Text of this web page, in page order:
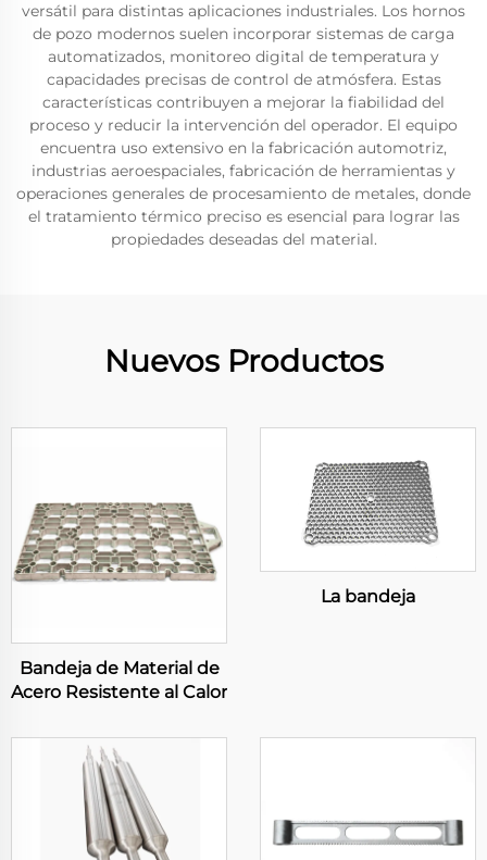
versátil para distintas aplicaciones industriales. Los hornos
de pozo modernos suelen incorporar sistemas de carga
automatizados, monitoreo digital de temperatura y
capacidades precisas de control de atmósfera. Estas
características contribuyen a mejorar la fiabilidad del
proceso y reducir la intervención del operador. El equipo
encuentra uso extensivo en la fabricación automotriz,
industrias aeroespaciales, fabricación de herramientas y
operaciones generales de procesamiento de metales, donde
el tratamiento térmico preciso es esencial para lograr las
propiedades deseadas del material.
Nuevos Productos
Bandeja de Material de
Acero Resistente al Calor
La bandeja